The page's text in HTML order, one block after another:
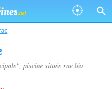
piscine située rue léo